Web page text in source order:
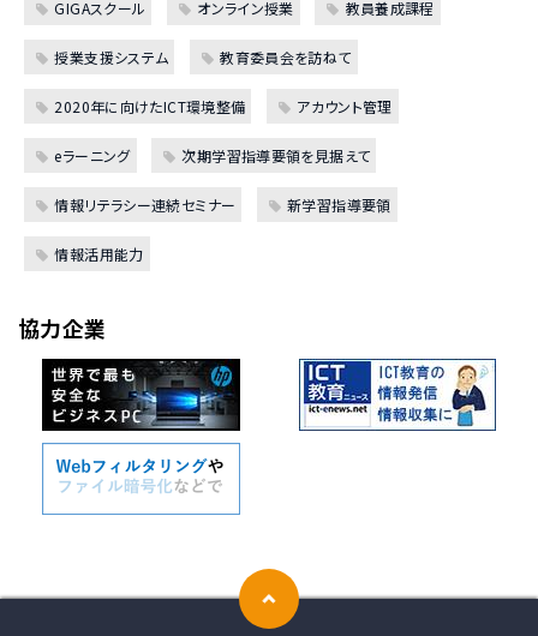
GIGAスクール オンライン授業 教員養成課程
授業支援システム 教育委員会を訪ねて
2020年に向けたICT環境整備 アカウント管理
eラーニング 次期学習指導要領を見据えて
情報リテラシー連続セミナー 新学習指導要領
情報活用能力
協力企業